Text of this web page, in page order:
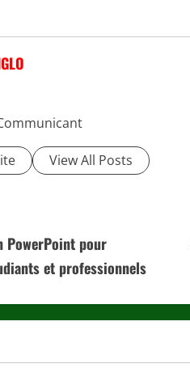
View All Posts
PowerPoint pour
et professionnels